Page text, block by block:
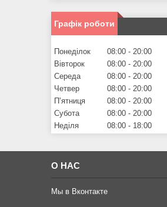
Графік роботи
Понеділок 08:00
20:00
Вівторок
08:00
20:00
Середа
08:00
20:00
Четвер
08:00
20:00
Пʼятниця
08:00
20:00
Субота
08:00
20:00
Неділя
08:00 18:00
О НАС
Мы в Вконтакте